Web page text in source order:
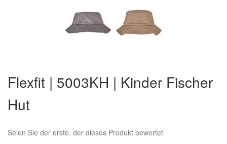
der
Bildergalerie
springen
Flexfit | 5003KH | Kinder Fischer
Hut
Seien Sie der erste, der dieses Produkt bewertet